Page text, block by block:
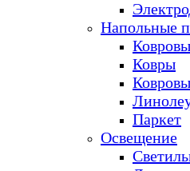
Напольные
Ковры
Паркет
Освещение